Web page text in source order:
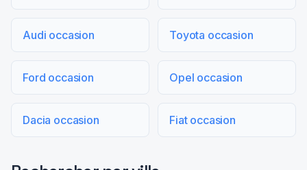
Audi occasion Toyota occasion
Ford occasion Opel occasion
Dacia occasion Fiat occasion